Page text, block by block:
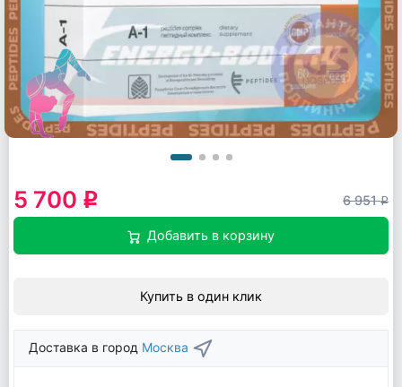
5 700 q 6 951q
Добавить в корзину
Купить в один клик
Доставка в город Москва